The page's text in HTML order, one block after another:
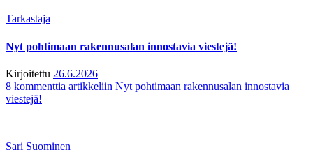
Tarkastaja
Nyt pohtimaan rakennusalan innostavia viestejä!
Kirjoitettu 26.6.2026
8 kommenttia artikkeliin Nyt pohtimaan rakennusalan innostavia
viestejä!
Sari Suominen